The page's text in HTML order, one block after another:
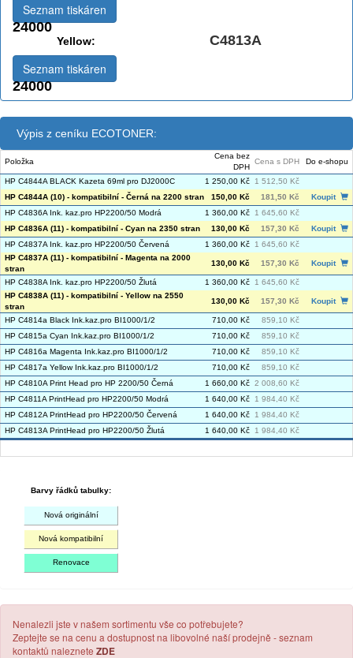
24000
Seznam tiskáren
Yellow: C4813A
24000
Seznam tiskáren
Výpis z ceníku ECOTONER:
Položka
Cena bez
DPH
Cena s DPH Do e-shopu
HP C4844A BLACK Kazeta 69ml pro DJ2000C 1 250,00 Kč
1 512,50 Kč
HP C4844A (10) - kompatibilní - Černá na 2200 stran
150,00 Kč 181,50 Kč
Koupit
HP C4836A Ink. kaz.pro HP2200/50 Modrá
1 360,00 Kč
1 645,60 Kč
HP C4836A (11) - kompatibilní - Cyan na 2350 stran
130,00 Kč 157,30 Kč
Koupit
HP C4837A Ink. kaz.pro HP2200/50 Červená
1 360,00 Kč
1 645,60 Kč
HP C4837A (11) - kompatibilní - Magenta na 2000
stran
130,00 Kč 157,30 Kč Koupit
HP C4838A Ink. kaz.pro HP2200/50 Žlutá 1 360,00 Kč
1 645,60 Kč
HP C4838A (11) - kompatibilní - Yellow na 2550
stran
130,00 Kč 157,30 Kč Koupit
HP C4814a Black Ink.kaz.pro BI1000/1/2 710,00 Kč
859,10 Kč
HP C4815a Cyan Ink.kaz.pro BI1000/1/2
710,00 Kč
859,10 Kč
HP C4816a Magenta Ink.kaz.pro BI1000/1/2
710,00 Kč
859,10 Kč
HP C4817a Yellow Ink.kaz.pro BI1000/1/2
710,00 Kč
859,10 Kč
HP C4810A Print Head pro HP 2200/50 Černá
1 660,00 Kč 2 008,60 Kč
HP C4811A PrintHead pro HP2200/50 Modrá
1 640,00 Kč
1 984,40 Kč
HP C4812A PrintHead pro HP2200/50 Červená
1 640,00 Kč
1 984,40 Kč
HP C4813A PrintHead pro HP2200/50 Žlutá
1 640,00 Kč 1 984,40 Kč
Barvy řádků tabulky:
Nová originální
Nová kompatibilní
Renovace
Nenalezli jste v našem sortimentu vše co potřebujete?
Zeptejte se na cenu a dostupnost na libovolné naší prodejně - seznam
kontaktů naleznete ZDE